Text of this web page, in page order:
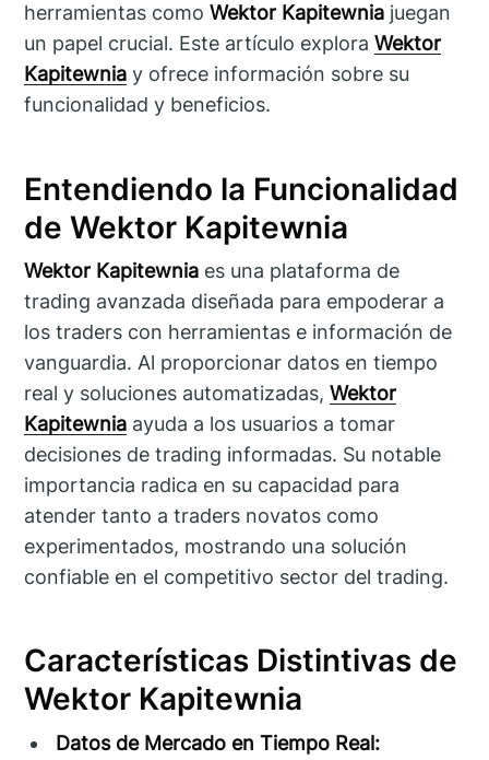
herramientas comoWektor Kapitewnia juegan
un papel crucial. Este artículo exploraWektor
Kapitewnia y ofrece información sobre su
funcionalidad y beneficios.
Entendiendo la Funcionalidad
de Wektor Kapitewnia
Wektor Kapitewnia es una plataforma de
trading avanzada diseñada para empoderar a
los traders con herramientas e información de
vanguardia. Al proporcionar datos en tiempo
real y soluciones automatizadas,Wektor
Kapitewnia ayuda a los usuarios a tomar
decisiones de trading informadas. Su notable
importancia radica en su capacidad para
atender tanto a traders novatos como
experimentados, mostrando una solución
confiable en el competitivo sector del trading.
Características Distintivas de
Wektor Kapitewnia
Datos de Mercado en Tiempo Real: